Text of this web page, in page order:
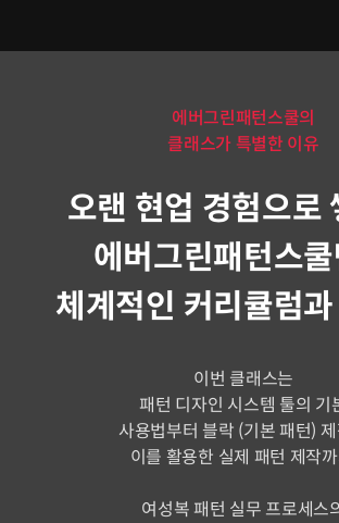
에버그린패턴스쿨의
클래스가 특별한 이유
오랜 현업 경험으로
에버그린패턴스쿨
체계적인 커리큘럼
이번 클래스는
패턴 디자인 시스템 툴의 기
사용법부터 블락 (기본 패턴)
이를 활용한 실제 패턴 제작
여성복 패턴 실무 프로세스